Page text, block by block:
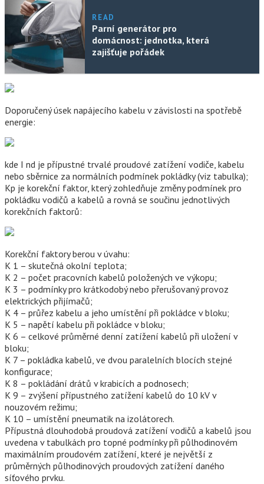
READ
Parní generátor pro
domácnost: jednotka, která
zajišťuje pořádek
Doporučený úsek napájecího kabelu v závislosti na spotřebě
energie:
kde I nd je přípustné trvalé proudové zatížení vodiče, kabelu
nebo sběrnice za normálních podmínek pokládky (viz tabulka);
Kp je korekční faktor, který zohledňuje změny podmínek pro
pokládku vodičů a kabelů a rovná se součinu jednotlivých
korekčních faktorů:
Korekční faktory berou v úvahu:
K 1 – skutečná okolní teplota;
K 2 – počet pracovních kabelů položených ve výkopu;
K 3 – podmínky pro krátkodobý nebo přerušovaný provoz
elektrických přijímačů;
K 4 – průřez kabelu a jeho umístění při pokládce v bloku;
K 5 – napětí kabelu při pokládce v bloku;
K 6 – celkové průměrné denní zatížení kabelů při uložení v
bloku;
K 7 – pokládka kabelů, ve dvou paralelních blocích stejné
konfigurace;
K 8 – pokládání drátů v krabicích a podnosech;
K 9 – zvýšení přípustného zatížení kabelů do 10 kV v
nouzovém režimu;
K 10 – umístění pneumatik na izolátorech.
Přípustná dlouhodobá proudová zatížení vodičů a kabelů jsou
uvedena v tabulkách pro topné podmínky při půlhodinovém
maximálním proudovém zatížení, které je největší z
průměrných půlhodinových proudových zatížení daného
síťového prvku.